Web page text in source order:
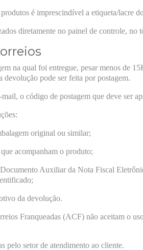
é imprescindível a etiqueta/lacre
diretamente no painel de controle,
na qual foi entregue, pesar menos de
pode ser feita por postagem.
o código de postagem que deve ser
original ou similar;
acompanham o produto;
Auxiliar da Nota Fiscal
da devolução.
Franqueadas (ACF) não aceitam o
pelo setor de atendimento ao cliente.